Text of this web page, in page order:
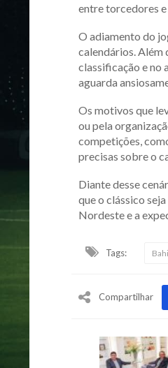
entre torcedores
O adiamento do
calendários. Além
classificação e no
aguarda
Os motivos que
ou pela
competições,
precisas sobre o
Diante desse
que o clássico
Nordeste e a
Tags:
Compartilhar